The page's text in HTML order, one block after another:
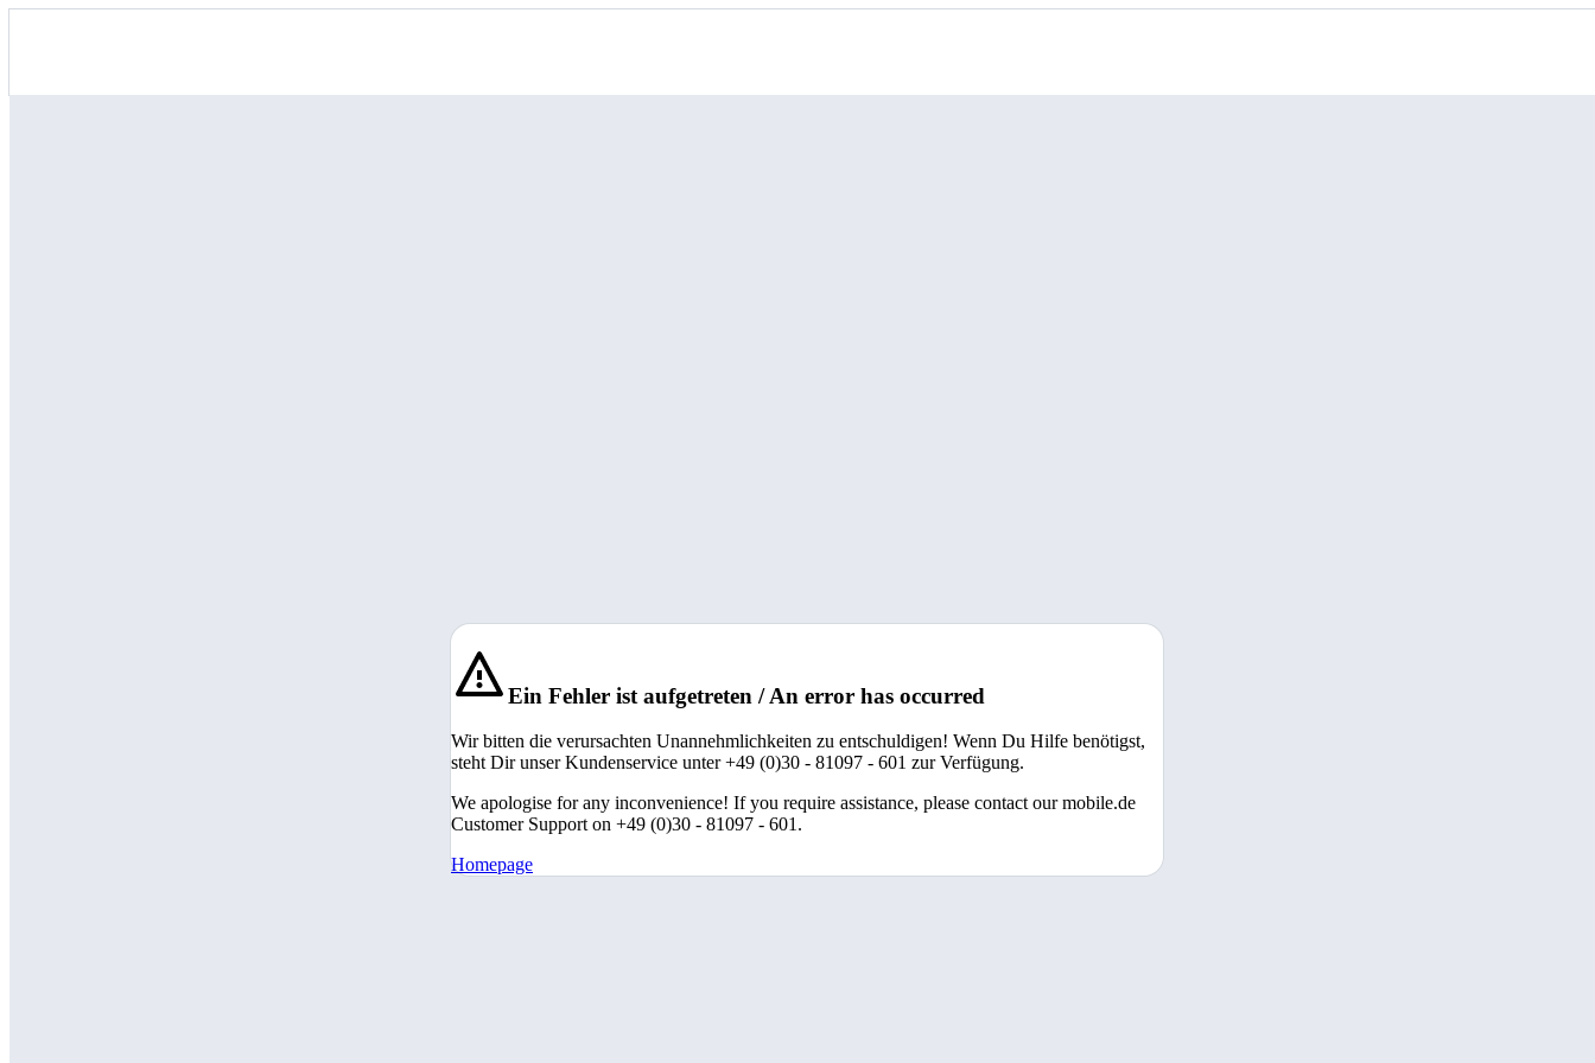
Ein Fehler ist aufgetreten / An error has occurred
Wir bitten die verursachten Unannehmlichkeiten zu entschuldigen! Wenn Du Hilfe benötigst,
steht Dir unser Kundenservice unter +49 (0)30 - 81097 - 601 zur Verfügung.
We apologise for any inconvenience! If you require assistance, please contact our mobile.de
Customer Support on +49 (0)30 - 81097 - 601.
Homepage